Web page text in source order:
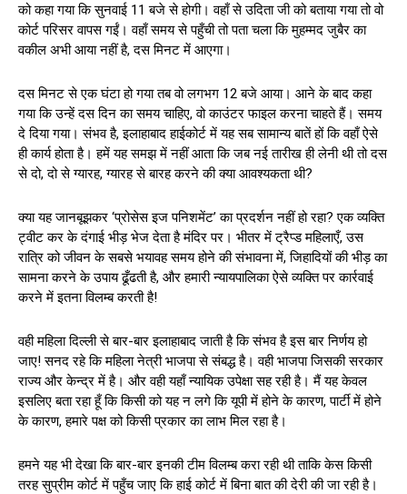
को कहा गया कि सुनवाई 11 बजे से होगी। वहाँ से उदिता जी को बताया गया तो वो
कोर्ट परिसर वापस गईं। वहाँ समय से पहुँची तो पता चला कि मुहम्मद जुबैर का
वकील अभी आया नहीं है, दस मिनट में आएगा।
दस मिनट से एक घंटा हो गया तब वो लगभग 12 बजे आया। आने के बाद कहा
गया कि उन्हें दस दिन का समय चाहिए, वो काउंटर फाइल करना चाहते हैं। समय
दे दिया गया। संभव है, इलाहाबाद हाईकोर्ट में यह सब सामान्य बातें हों कि वहाँ ऐसे
ही कार्य होता है। हमें यह समझ में नहीं आता कि जब नई तारीख ही लेनी थी तो दस
से दो, दो से ग्यारह, ग्यारह से बारह करने की क्या आवश्यकता थी?
क्या यह जानबूझकर ‘प्रोसेस इज पनिशमेंट’ का प्रदर्शन नहीं हो रहा? एक व्यक्ति
ट्वीट कर के दंगाई भीड़ भेज देता है मंदिर पर। भीतर में ट्रैप्ड महिलाएँ, उस
रात्रि को जीवन के सबसे भयावह समय होने की संभावना में, जिहादियों की भीड़ का
सामना करने के उपाय ढूँढती है, और हमारी न्यायपालिका ऐसे व्यक्ति पर कार्रवाई
करने में इतना विलम्ब करती है!
वही महिला दिल्ली से बार-बार इलाहाबाद जाती है कि संभव है इस बार निर्णय हो
जाए! सनद रहे कि महिला नेत्री भाजपा से संबद्ध है। वही भाजपा जिसकी सरकार
राज्य और केन्द्र में है। और वही यहाँ न्यायिक उपेक्षा सह रही है। मैं यह केवल
इसलिए बता रहा हूँ कि किसी को यह न लगे कि यूपी में होने के कारण, पार्टी में होने
के कारण, हमारे पक्ष को किसी प्रकार का लाभ मिल रहा है।
हमने यह भी देखा कि बार-बार इनकी टीम विलम्ब करा रही थी ताकि केस किसी
तरह सुप्रीम कोर्ट में पहुँच जाए कि हाई कोर्ट में बिना बात की देरी की जा रही है।